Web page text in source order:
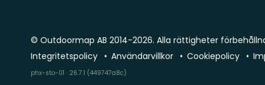
© Outdoormap AB 2014-2026. Alla rättigheter
Integritetspolicy
Användarvillkor Cookiepolicy
phx-sto-01 · 26.7.1 (449747a8c)